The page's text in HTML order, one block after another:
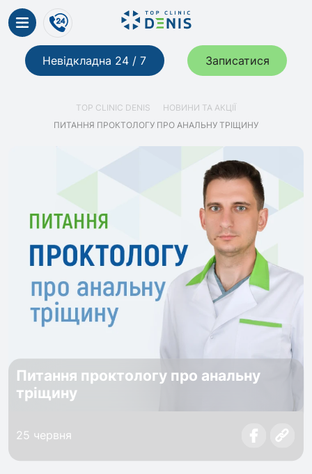
Невідкладна 24 / 7 Записатися
TOP CLINIC DENIS
НОВИНИ ТА АКЦІЇ
ПИТАННЯ ПРОКТОЛОГУ ПРО АНАЛЬНУ ТРІЩИНУ
Питання проктологу про анальну
тріщину
25 червня